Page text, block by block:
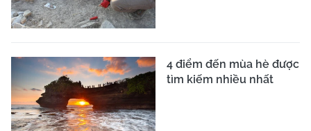
4 điểm đến mùa hè được
tìm kiếm nhiều nhất